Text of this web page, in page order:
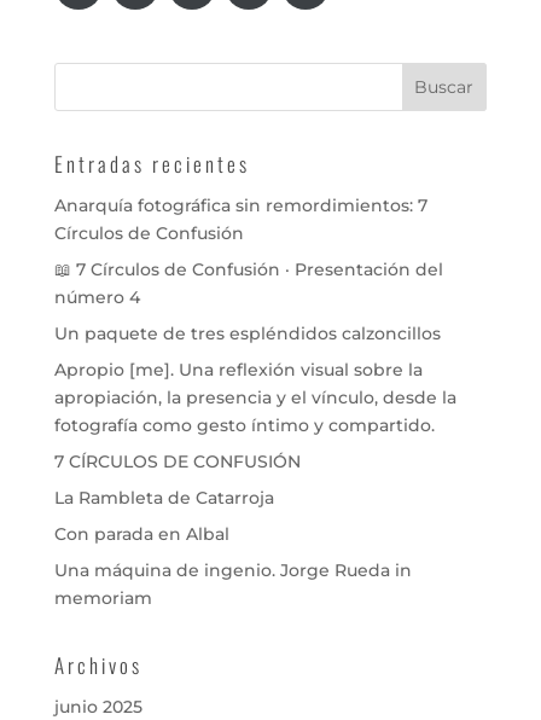
Entradas recientes
Anarquía fotográfica sin remordimientos: 7
Círculos de Confusión
📖 7 Círculos de Confusión · Presentación del
número 4
Un paquete de tres espléndidos calzoncillos
Apropio [me]. Una reflexión visual sobre la
apropiación, la presencia y el vínculo, desde la
fotografía como gesto íntimo y compartido.
7 CÍRCULOS DE CONFUSIÓN
La Rambleta de Catarroja
Con parada en Albal
Una máquina de ingenio. Jorge Rueda in
memoriam
Archivos
junio 2025